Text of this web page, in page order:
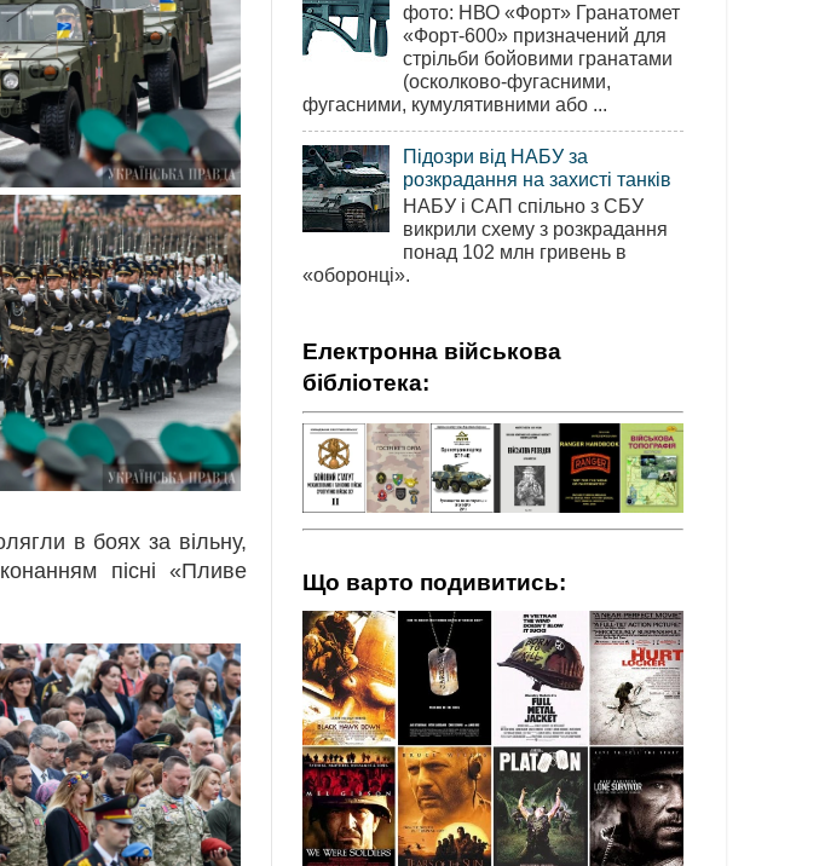
в боях за вільну,
пісні «Пливе
фото: НВО «Форт» Гранатомет
«Форт-600» призначений для
стрільби бойовими гранатами
(осколково-фугасними,
фугасними, кумулятивними або ...
Підозри від НАБУ за
розкрадання на захисті танків
НАБУ і САП спільно з СБУ
викрили схему з розкрадання
понад 102 млн гривень в
«оборонці».
Електронна військова
бібліотека:
Що варто подивитись: